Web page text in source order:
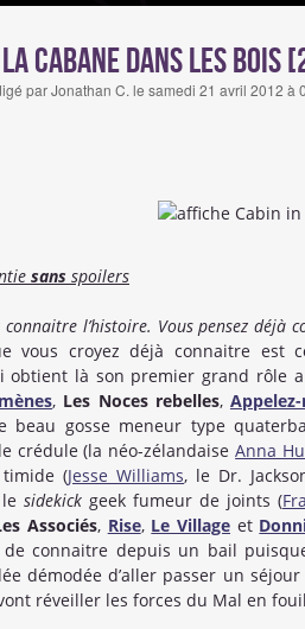
Cabane dans les bois
par Jonathan C. le samedi 21 avril 2012 à
sans spoilers
connaitre l’histoire. Vous pensez déjà
vous croyez déjà connaitre est
obtient là son premier grand rôle
, Les Noces rebelles,
beau gosse meneur type
crédule (la néo-zélandaiseAnna
timide (Jesse Williams, le Dr.
sidekick geek fumeur de joints (
Associés, Rise, Le Village et
de connaitre depuis un bail
démodée d’aller passer un
réveiller les forces du Mal en